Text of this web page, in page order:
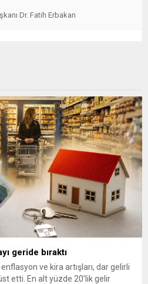
Dr. Fatih Erbakan
geride bıraktı
ve kira artışları, dar gelirli
etti. En alt yüzde 20’lik gelir